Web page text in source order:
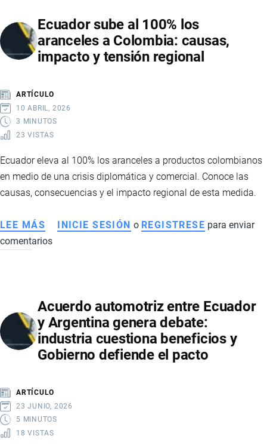
COMERCIAL
CON
NUEVOS
BUSCA
AMPLIAR
MERCADOS
Ecuador sube al 100% los
aranceles a Colombia: causas,
impacto y tensión regional
ARTÍCULO
10 ABRIL, 2026
3 MINUTOS
23 VISTAS
Ecuador eleva al 100% los aranceles a productos colombianos
en medio de una crisis diplomática y comercial. Conoce las
causas, consecuencias y el impacto regional de esta medida.
LEE MÁS SOBRE
ECUADOR
LOS
ARANCELES
A
COLOMBIA:
Y
TENSIÓN
REGIONAL
INICIE SESIÓN o REGISTRESE para enviar
comentarios
Acuerdo automotriz entre Ecuador
y Argentina genera debate:
industria cuestiona beneficios y
Gobierno defiende el pacto
ARTÍCULO
23 JUNIO, 2026
5 MINUTOS
18 VISTAS